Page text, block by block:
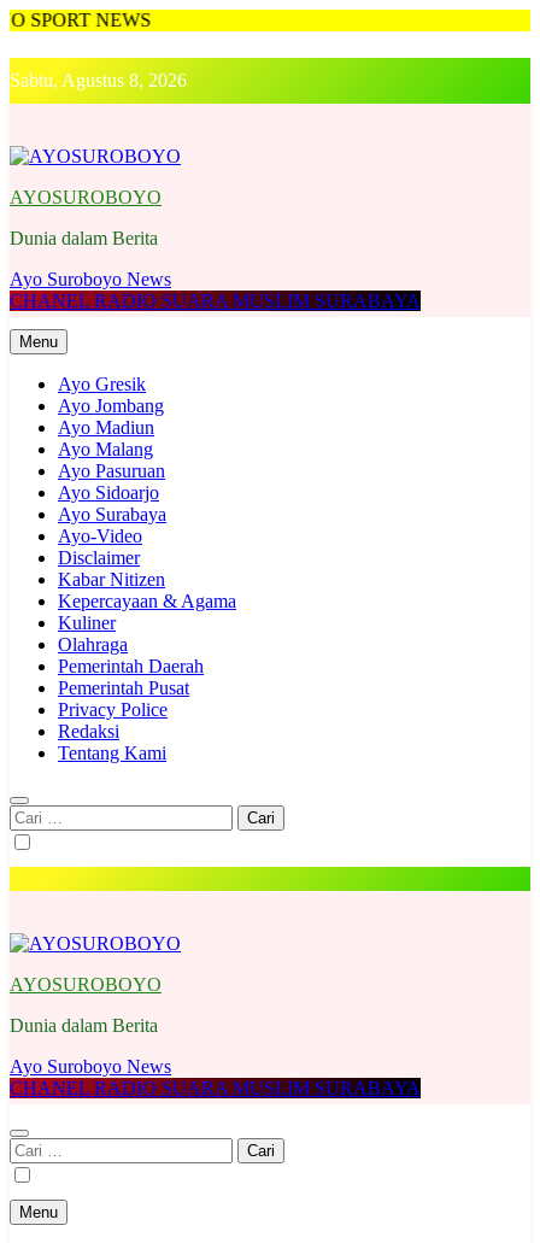
NEWS
content
Sabtu, Agustus 8, 2026
AYOSUROBOYO
Dunia dalam Berita
Ayo Suroboyo News
CHANEL RADIO SUARA MUSLIM SURABAYA
Menu
Ayo Gresik
Ayo Jombang
Ayo Madiun
Ayo Malang
Ayo Pasuruan
Ayo Sidoarjo
Ayo Surabaya
Ayo-Video
Disclaimer
Kabar Nitizen
Kepercayaan & Agama
Kuliner
Olahraga
Pemerintah Daerah
Pemerintah Pusat
Privacy Police
Redaksi
Tentang Kami
Cari
untuk:
AYOSUROBOYO
Dunia dalam Berita
Ayo Suroboyo News
CHANEL RADIO SUARA MUSLIM SURABAYA
Cari
untuk:
Menu